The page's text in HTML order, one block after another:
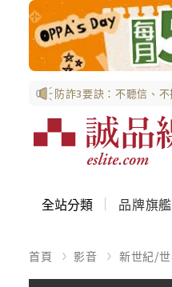
防詐3要訣：不聽信、
全站分類 品牌旗
首頁 影音 新世紀/